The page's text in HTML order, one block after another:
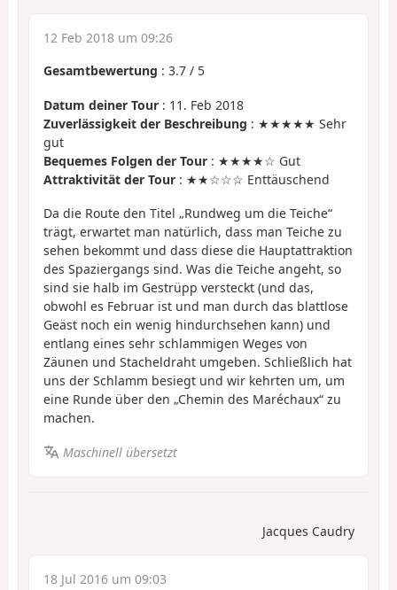
12 Feb 2018 um 09:26
Gesamtbewertung : 3.7 / 5
Datum deiner Tour : 11. Feb 2018
Zuverlässigkeit der Beschreibung : ★★★★★ Sehr
gut
Bequemes Folgen der Tour : ★★★★☆ Gut
Attraktivität der Tour : ★★☆☆☆ Enttäuschend
Da die Route den Titel „Rundweg um die Teiche“
trägt, erwartet man natürlich, dass man Teiche zu
sehen bekommt und dass diese die Hauptattraktion
des Spaziergangs sind. Was die Teiche angeht, so
sind sie halb im Gestrüpp versteckt (und das,
obwohl es Februar ist und man durch das blattlose
Geäst noch ein wenig hindurchsehen kann) und
entlang eines sehr schlammigen Weges von
Zäunen und Stacheldraht umgeben. Schließlich hat
uns der Schlamm besiegt und wir kehrten um, um
eine Runde über den „Chemin des Maréchaux“ zu
machen.
Maschinell übersetzt
Jacques Caudry
18 Jul 2016 um 09:03